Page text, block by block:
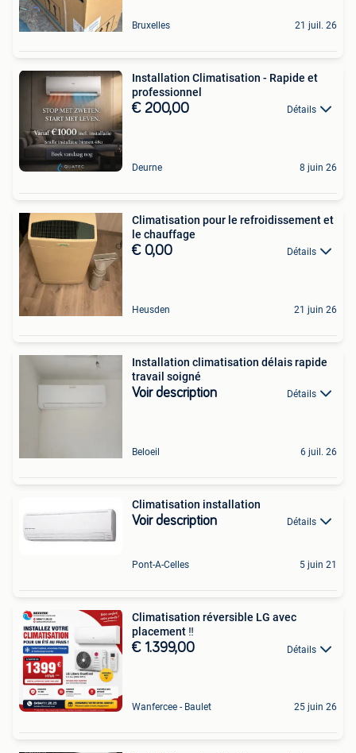
Bruxelles 21 juil. 26
Installation Climatisation - Rapide et
professionnel
€ 200,00 Détails
Deurne 8 juin 26
Climatisation pour le refroidissement et
le chauffage
€ 0,00 Détails
Heusden 21 juin 26
Installation climatisation délais rapide
travail soigné
Voir description Détails
Beloeil 6 juil. 26
Climatisation installation
Voir description Détails
Pont-A-Celles 5 juin 21
Climatisation réversible LG avec
placement ‼️
€ 1.399,00 Détails
Wanfercee - Baulet 25 juin 26